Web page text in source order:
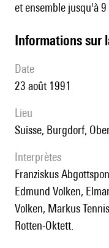
et ensemble jusqu'à
informations sur
date
23 août 1991
lieu
Suisse, Burgdorf,
interprètes
Franziskus Abgottspon : récitant, Amadé Salzmann,
Edmund Volken,
Volken, Markus
Rotten-Oktett.